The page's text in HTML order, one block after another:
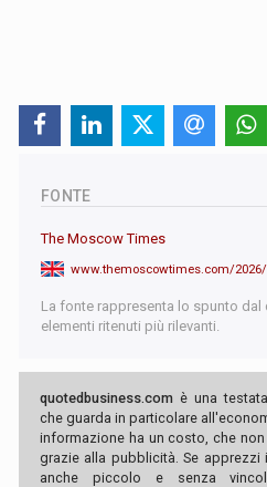
FONTE
The Moscow Times
La fonte rappresenta lo spunto
elementi ritenuti più rilevanti.
quotedbusiness.com è una
che guarda in particolare
informazione ha un costo, che
grazie alla pubblicità. Se apprezzi
anche piccolo e senza